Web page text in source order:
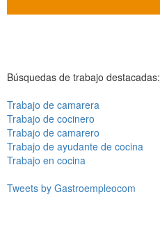
Búsquedas de trabajo destacadas:
Trabajo de camarera
Trabajo de cocinero
Trabajo de camarero
Trabajo de ayudante de cocina
Trabajo en cocina
Tweets by Gastroempleocom